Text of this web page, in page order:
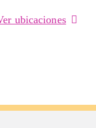
ubicaciones